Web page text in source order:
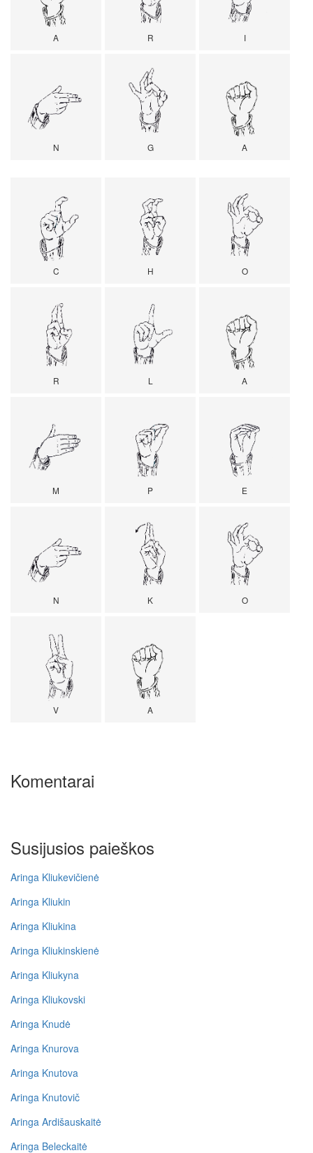
A R I
N G A
C H O
R L A
M P E
N K O
V A
Komentarai
Susijusios paieškos
Aringa Kliukevičienė
Aringa Kliukin
Aringa Kliukina
Aringa Kliukinskienė
Aringa Kliukyna
Aringa Kliukovski
Aringa Knudė
Aringa Knurova
Aringa Knutova
Aringa Knutovič
Aringa Ardišauskaitė
Aringa Beleckaitė